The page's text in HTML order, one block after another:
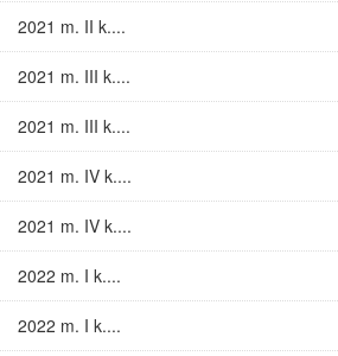
2021 m. II k....
2021 m. III k....
2021 m. III k....
2021 m. IV k....
2021 m. IV k....
2022 m. I k....
2022 m. I k....